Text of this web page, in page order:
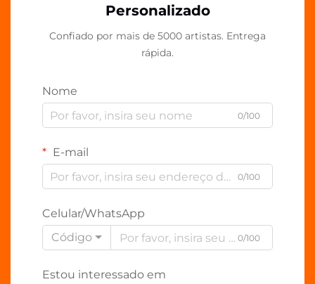
Personalizado
Confiado por mais de 5000 artistas. Entrega
rápida.
Nome
0/100
E-mail
0/100
Celular/WhatsApp
Código
0/100
Estou interessado em